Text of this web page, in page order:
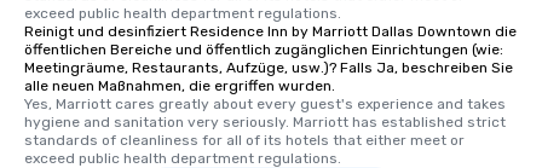
exceed public health department regulations.
Reinigt und desinfiziert Residence Inn by Marriott Dallas Downtown die
öffentlichen Bereiche und öffentlich zugänglichen Einrichtungen (wie:
Meetingräume, Restaurants, Aufzüge, usw.)? Falls Ja, beschreiben Sie
alle neuen Maßnahmen, die ergriffen wurden.
Yes, Marriott cares greatly about every guest's experience and takes
hygiene and sanitation very seriously. Marriott has established strict
standards of cleanliness for all of its hotels that either meet or
exceed public health department regulations.